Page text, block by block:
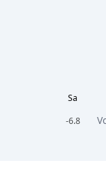
Sa
-6.8